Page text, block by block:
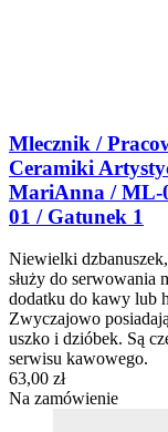
Mlecznik /
Ceramiki
MariAnna / ML-
01 / Gatunek 1
Niewielki
służy do serwowania
dodatku do kawy lub
Zwyczajowo
uszko i dzióbek. Są
serwisu kawowego.
63,00 zł
Na zamówienie